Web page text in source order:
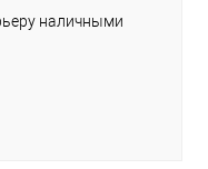
наличными